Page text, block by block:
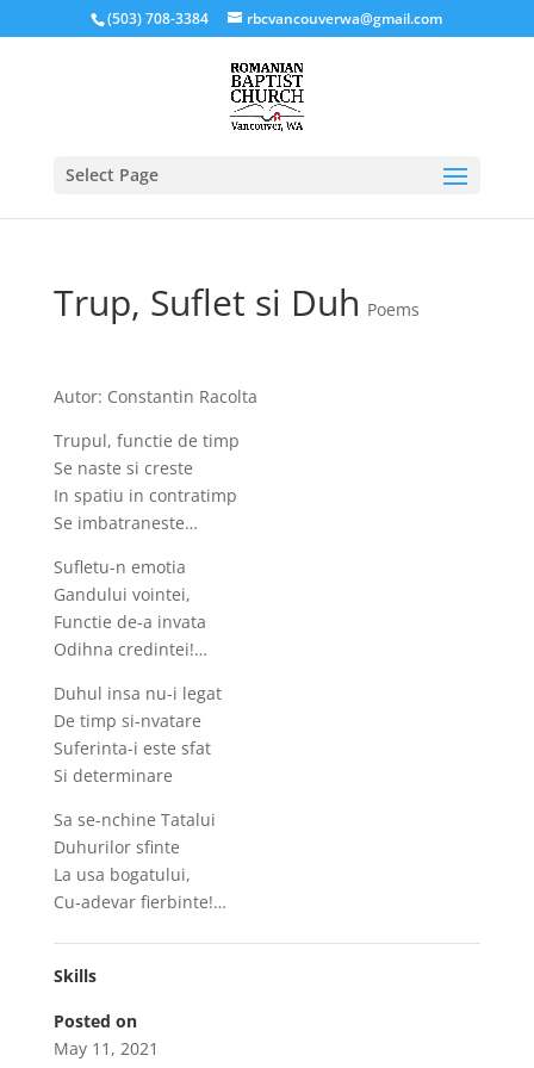
(503) 708-3384 rbcvancouverwa@gmail.com
Select Page
Trup, Suflet si Duh Poems
Autor: Constantin Racolta
Trupul, functie de timp
Se naste si creste
In spatiu in contratimp
Se imbatraneste…
Sufletu-n emotia
Gandului vointei,
Functie de-a invata
Odihna credintei!…
Duhul insa nu-i legat
De timp si-nvatare
Suferinta-i este sfat
Si determinare
Sa se-nchine Tatalui
Duhurilor sfinte
La usa bogatului,
Cu-adevar fierbinte!…
Skills
Posted on
May 11, 2021